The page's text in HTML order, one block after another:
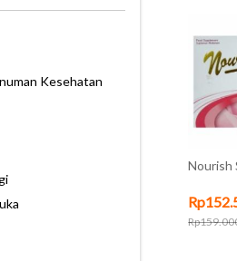
Kesehatan
Nourish